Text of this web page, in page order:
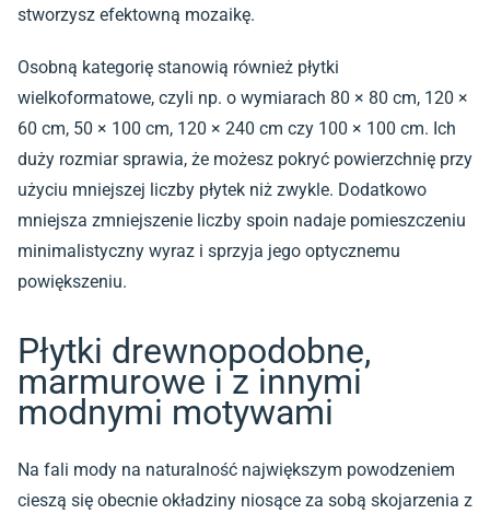
stworzysz efektowną mozaikę.
Osobną kategorię stanowią również płytki
wielkoformatowe, czyli np. o wymiarach 80 × 80 cm, 120 ×
60 cm, 50 × 100 cm, 120 × 240 cm czy 100 × 100 cm. Ich
duży rozmiar sprawia, że możesz pokryć powierzchnię przy
użyciu mniejszej liczby płytek niż zwykle. Dodatkowo
mniejsza zmniejszenie liczby spoin nadaje pomieszczeniu
minimalistyczny wyraz i sprzyja jego optycznemu
powiększeniu.
Płytki drewnopodobne,
marmurowe i z innymi
modnymi motywami
Na fali mody na naturalność największym powodzeniem
cieszą się obecnie okładziny niosące za sobą skojarzenia z